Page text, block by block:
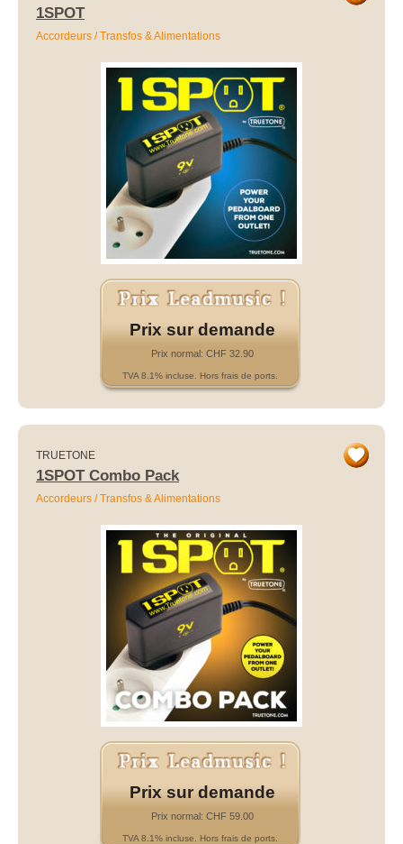
1SPOT
Accordeurs / Transfos & Alimentations
Prix sur demande
Prix normal: CHF 32.90
TVA 8.1% incluse. Hors frais de ports.
TRUETONE
1SPOT Combo Pack
Accordeurs / Transfos & Alimentations
Prix sur demande
Prix normal: CHF 59.00
TVA 8.1% incluse. Hors frais de ports.